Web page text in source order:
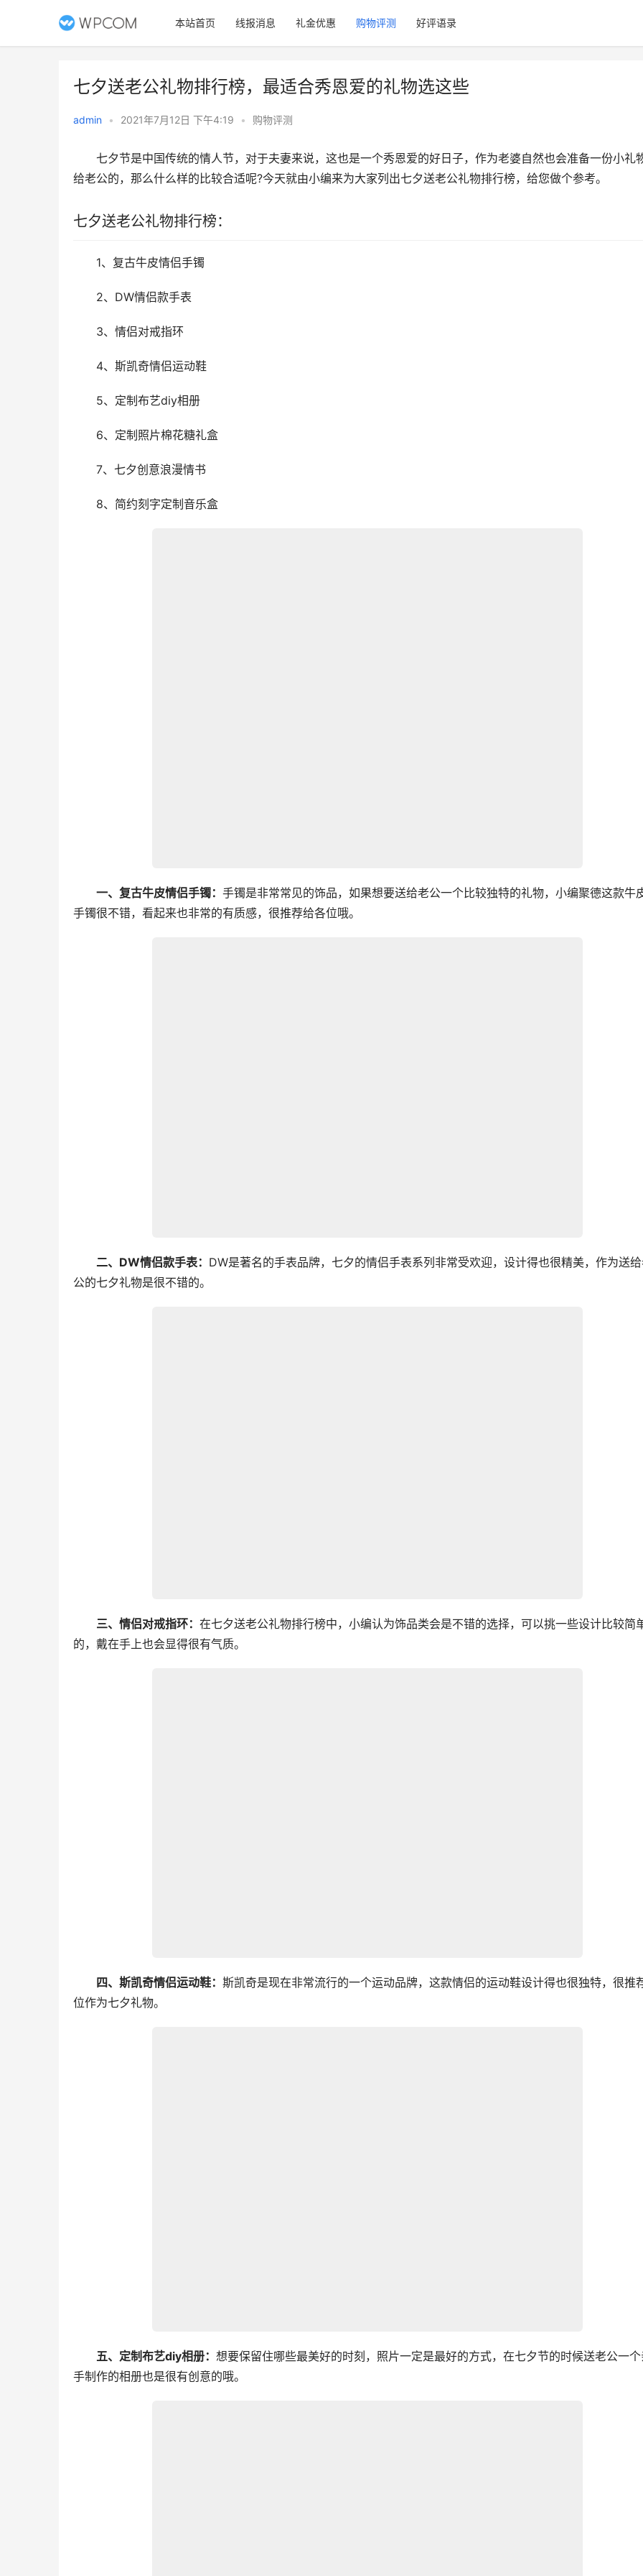
本站首页 线报消息 礼金优惠 购物评测 好评语录
七夕送老公礼物排行榜，最适合秀恩爱的礼物选这些
admin • 2021年7月12日 下午4:19 • 购物评测
七夕节是中国传统的情人节，对于夫妻来说，这也是一个秀恩爱的好日子，作为老婆自然也会准备一份小礼
给老公的，那么什么样的比较合适呢?今天就由小编来为大家列出七夕送老公礼物排行榜，给您做个参考。
七夕送老公礼物排行榜：
1、复古牛皮情侣手镯
2、DW情侣款手表
3、情侣对戒指环
4、斯凯奇情侣运动鞋
5、定制布艺diy相册
6、定制照片棉花糖礼盒
7、七夕创意浪漫情书
8、简约刻字定制音乐盒
一、复古牛皮情侣手镯： 手镯是非常常见的饰品，如果想要送给老公一个比较独特的礼物，小编聚德这款牛
手镯很不错，看起来也非常的有质感，很推荐给各位哦。
二、DW情侣款手表： DW是著名的手表品牌，七夕的情侣手表系列非常受欢迎，设计得也很精美，作为送
公的七夕礼物是很不错的。
三、情侣对戒指环： 在七夕送老公礼物排行榜中，小编认为饰品类会是不错的选择，可以挑一些设计比较简
的，戴在手上也会显得很有气质。
四、斯凯奇情侣运动鞋： 斯凯奇是现在非常流行的一个运动品牌，这款情侣的运动鞋设计得也很独特，很推
位作为七夕礼物。
五、定制布艺diy相册： 想要保留住哪些最美好的时刻，照片一定是最好的方式，在七夕节的时候送老公一
手制作的相册也是很有创意的哦。